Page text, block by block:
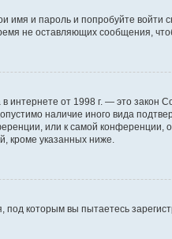
и пароль и попробуйте
не оставляющих сообщения,
интернете от 1998 г. — это
наличие иного вида
или к самой
кроме указанных ниже.
которым вы пытаетесь